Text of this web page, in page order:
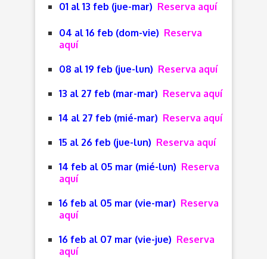
01 al 13 feb (jue-mar) Reserva aquí
04 al 16 feb (dom-vie) Reserva
aquí
08 al 19 feb (jue-lun) Reserva aquí
13 al 27 feb (mar-mar) Reserva aquí
14 al 27 feb (mié-mar) Reserva aquí
15 al 26 feb (jue-lun) Reserva aquí
14 feb al 05 mar (mié-lun) Reserva
aquí
16 feb al 05 mar (vie-mar) Reserva
aquí
16 feb al 07 mar (vie-jue) Reserva
aquí